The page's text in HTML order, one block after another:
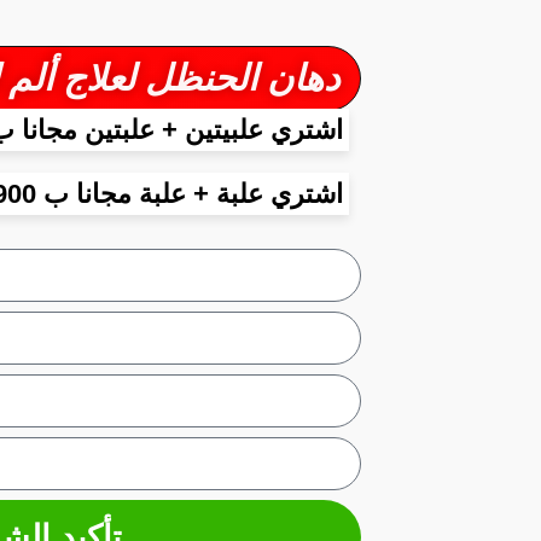
دهان الحنظل لعلاج ألم المفاصل و العظام
اشتري علبيتين + علبتين مجانا ب 2900
اشتري علبة + علبة مجانا ب 1900 دج